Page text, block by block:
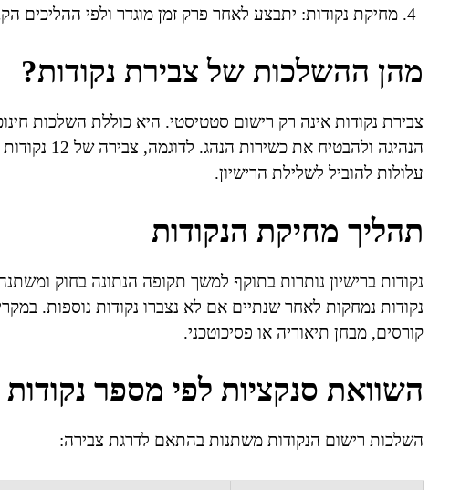
מחיקת נקודות: יתבצע לאחר פרק זמן מוגדר ולפי ההליכים
מהן ההשלכות של צבירת נקודות?
צבירת נקודות אינה רק רישום סטטיסטי. היא כוללת השלכות
עלולות להוביל לשלילת הרישיון.
תהליך מחיקת הנקודות
נקודות נמחקות לאחר שנתיים אם לא נצברו נקודות נוספות.
קורסים, מבחן תיאוריה או פסיכוטכני.
השוואת סנקציות לפי מספר נקודות
השלכות רישום הנקודות משתנות בהתאם לדרגת צבירה: